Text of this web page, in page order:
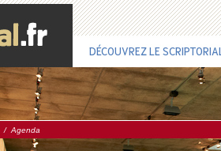
DÉCOUVREZ LE
/ Agenda